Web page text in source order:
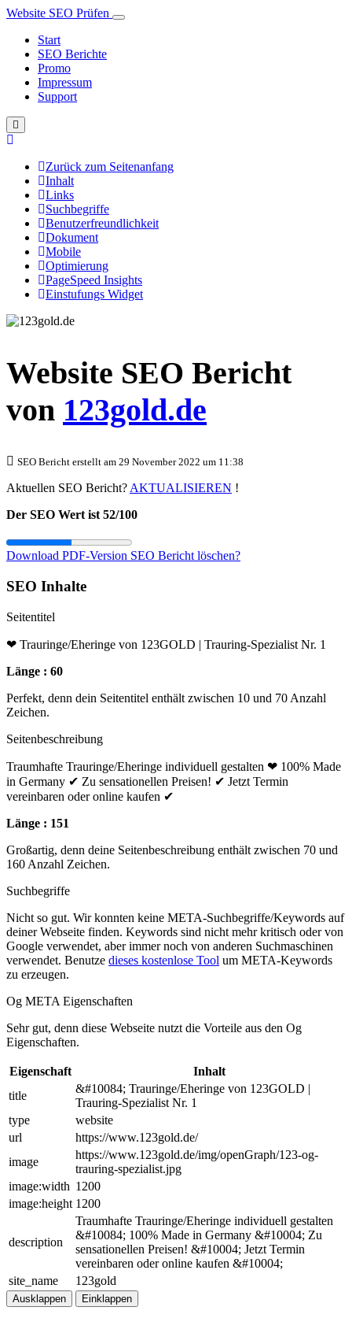
Website SEO Prüfen
Start
SEO Berichte
Promo
Impressum
Support
Zurück zum Seitenanfang
Inhalt
Links
Suchbegriffe
Benutzerfreundlichkeit
Dokument
Mobile
Optimierung
PageSpeed Insights
Einstufungs Widget
Website SEO Bericht
von 123gold.de
SEO Bericht erstellt am 29 November 2022 um 11:38
Aktuellen SEO Bericht? AKTUALISIEREN !
Der SEO Wert ist 52/100
Download PDF-Version SEO Bericht löschen?
SEO Inhalte
Seitentitel
❤ Trauringe/Eheringe von 123GOLD | Trauring-Spezialist Nr. 1
Länge : 60
Perfekt, denn dein Seitentitel enthält zwischen 10 und 70 Anzahl
Zeichen.
Seitenbeschreibung
Traumhafte Trauringe/Eheringe individuell gestalten ❤ 100% Made
in Germany ✔ Zu sensationellen Preisen! ✔ Jetzt Termin
vereinbaren oder online kaufen ✔
Länge : 151
Großartig, denn deine Seitenbeschreibung enthält zwischen 70 und
160 Anzahl Zeichen.
Suchbegriffe
Nicht so gut. Wir konnten keine META-Suchbegriffe/Keywords auf
deiner Webseite finden. Keywords sind nicht mehr kritisch oder von
Google verwendet, aber immer noch von anderen Suchmaschinen
verwendet. Benutze dieses kostenlose Tool um META-Keywords
zu erzeugen.
Og META Eigenschaften
Sehr gut, denn diese Webseite nutzt die Vorteile aus den Og
Eigenschaften.
Eigenschaft
Inhalt
title
&#10084; Trauringe/Eheringe von 123GOLD |
Trauring-Spezialist Nr. 1
type
website
url
https://www.123gold.de/
image
https://www.123gold.de/img/openGraph/123-og-
trauring-spezialist.jpg
image:width 1200
image:height 1200
description
Traumhafte Trauringe/Eheringe individuell gestalten
&#10084; 100% Made in Germany &#10004; Zu
sensationellen Preisen! &#10004; Jetzt Termin
vereinbaren oder online kaufen &#10004;
site_name
123gold
Ausklappen Einklappen